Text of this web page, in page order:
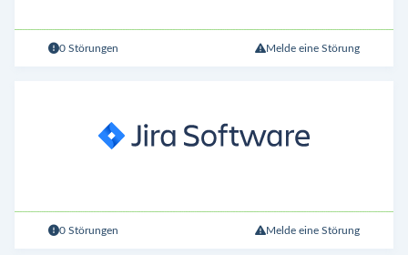
0 Störungen Melde eine Störung
0 Störungen Melde eine Störung